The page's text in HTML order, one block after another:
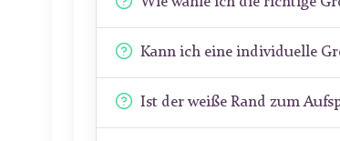
Kann ich eine individuelle
Ist der weiße Rand zum